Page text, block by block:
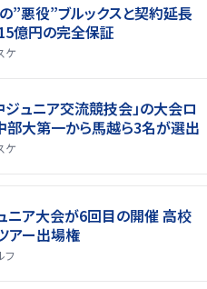
”悪役”ブルックスと契約延長
億円の完全保証
ケ
ジュニア交流競技会」の大会ロ
大第一から馬越ら3名が選出
ケ
ニア大会が6回目の開催 高校
アー出場権
フ